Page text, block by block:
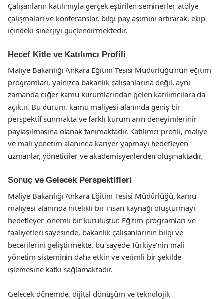
Çalışanların katılımıyla gerçekleştirilen seminerler, atölye
çalışmaları ve konferanslar, bilgi paylaşımını artırarak, ekip
içindeki sinerjiyi güçlendirmektedir.
Hedef Kitle ve Katılımcı Profili
Maliye Bakanlığı Ankara Eğitim Tesisi Müdürlüğü’nün eğitim
programları, yalnızca bakanlık çalışanlarına değil, aynı
zamanda diğer kamu kurumlarından gelen katılımcılara da
açıktır. Bu durum, kamu maliyesi alanında geniş bir
perspektif sunmakta ve farklı kurumların deneyimlerinin
paylaşılmasına olanak tanımaktadır. Katılımcı profili, maliye
ve mali yönetim alanında kariyer yapmayı hedefleyen
uzmanlar, yöneticiler ve akademisyenlerden oluşmaktadır.
Sonuç ve Gelecek Perspektifleri
Maliye Bakanlığı Ankara Eğitim Tesisi Müdürlüğü, kamu
maliyesi alanında nitelikli bir insan kaynağı oluşturmayı
hedefleyen önemli bir kuruluştur. Eğitim programları ve
faaliyetleri sayesinde, bakanlık çalışanlarının bilgi ve
becerilerini geliştirmekte, bu sayede Türkiye’nin mali
yönetim sisteminin daha etkin ve verimli bir şekilde
işlemesine katkı sağlamaktadır.
Gelecek dönemde, dijital dönüşüm ve teknolojik